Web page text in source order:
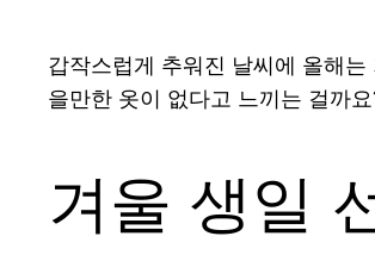
갑작스럽게 추워진 날씨에 올해
을만한 옷이 없다고 느끼는 걸까
겨울 생일